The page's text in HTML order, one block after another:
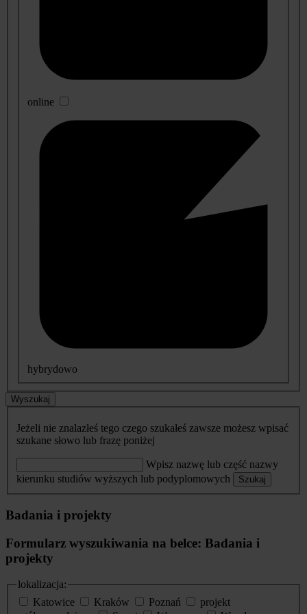
online
hybrydowo
Wyszukaj
Jeżeli nie znalazłeś tego czego szukałeś zawsze możesz wpisać
szukane słowo lub frazę poniżej
Wpisz nazwę lub część nazwy
kierunku studiów wyższych lub podyplomowych
Szukaj
Badania i projekty
Formularz wyszukiwania na belce: Badania i
projekty
lokalizacja:
Katowice
Kraków Poznań
projekt